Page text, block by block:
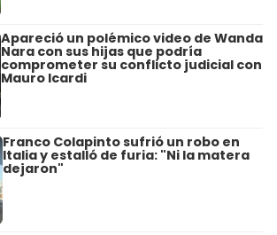
Apareció un polémico video de Wanda
Nara con sus hijas que podría
comprometer su conflicto judicial con
Mauro Icardi
Franco Colapinto sufrió un robo en
Italia y estalló de furia: "Ni la matera
dejaron"